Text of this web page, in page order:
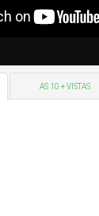
AS 10 + VISTAS